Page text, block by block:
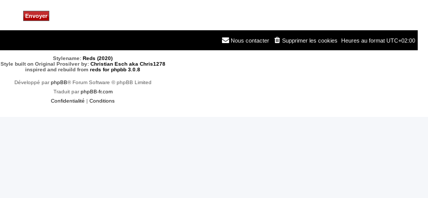
Heures au format UTC+02:00
Supprimer les cookies
Nous contacter
Stylename: Reds (2020)
Style built on Original Prosilver by: Christian Esch aka Chris1278
inspired and rebuild from reds for phpbb 3.0.8
Développé parphpBB® Forum Software © phpBB Limited
Traduit parphpBB-fr.com
Confidentialité | Conditions